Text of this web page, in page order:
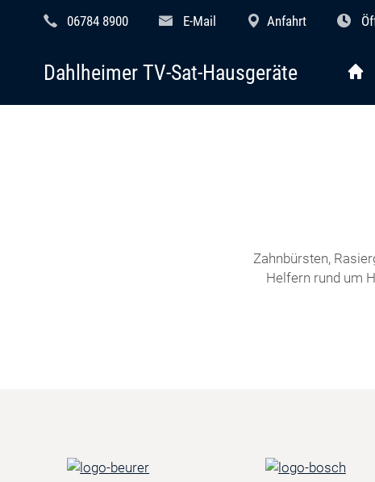
06784 8900 E-Mail Anfahrt
Dahlheimer TV-Sat-Hausgeräte
Zahnbürsten,
Helfern rund um